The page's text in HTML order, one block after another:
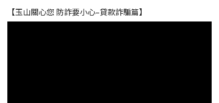
【玉山關心您 防詐要小心–貸款詐騙篇】